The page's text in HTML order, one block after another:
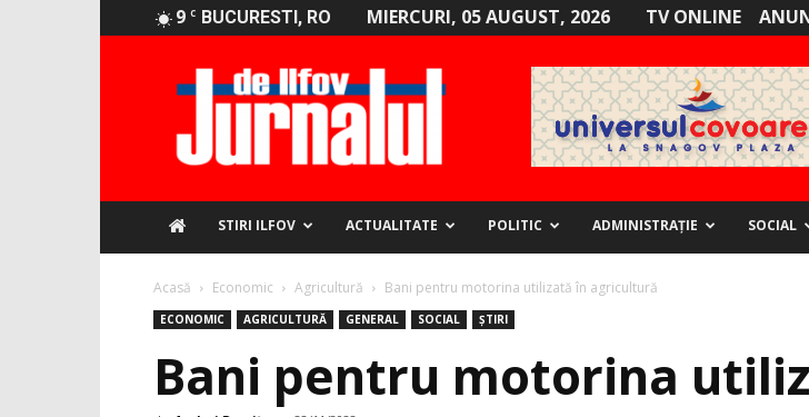
9 C BUCURESTI, RO MIERCURI, 05 AUGUST, 2026 TV ONLINE
STIRI ILFOV ACTUALITATE POLITIC ADMINISTRAȚIE SOCIAL
Acasă Economic Agricultură Bani pentru motorina utilizată în agricultură
ECONOMIC AGRICULTURĂ GENERAL SOCIAL ȘTIRI
Bani pentru motorina